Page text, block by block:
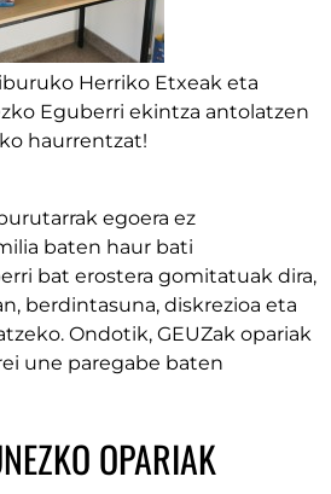
Herriko Etxeak eta
Eguberri ekintza antolatzen
haurrentzat!
egoera ez
baten haur bati
bat erostera gomitatuak dira,
berdintasuna, diskrezioa eta
Ondotik, GEUZak opariak
une paregabe baten
OPARIAK